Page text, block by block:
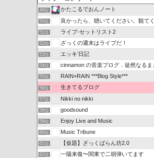
49位 かたこるでおんノート
50位 良かったら、聴いてください。観てく
51位 ライブ-セットリスト2
52位 ざっくの週末はライブだ！
53位 エッキ’日記
54位 cinnamon の音楽ブログ．徒然なるま
55位 RAIN×RAIN ***Blog Style***
56位 生きてるブログ
57位 Nikki no nikki
58位 goodsound
59位 Enjoy Live and Music
60位 Music Tribune
61位 【仮題】ざっくばらん坊2.0
62位 一陽来復〜関東で二胡弾いてます